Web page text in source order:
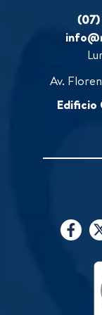
Av.
Edificio